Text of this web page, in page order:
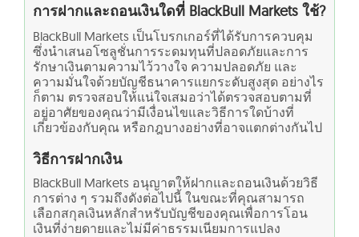
การฝากและถอนเงินใดที่ BlackBull Markets ใช้?
BlackBull Markets เป็นโบรกเกอร์ที่ได้รับการควบคุม
ซึ่งนำเสนอโซลูชั่นการระดมทุนที่ปลอดภัยและการ
รักษาเงินตามความไว้วางใจ ความปลอดภัย และ
ความมั่นใจด้วยบัญชีธนาคารแยกระดับสูงสุด อย่างไร
ก็ตาม ตรวจสอบให้แน่ใจเสมอว่าได้ตรวจสอบตามที่
อยู่อาศัยของคุณว่ามีเงื่อนไขและวิธีการใดบ้างที่
เกี่ยวข้องกับคุณ หรือกฎบางอย่างที่อาจแตกต่างกันไป
วิธีการฝากเงิน
BlackBull Markets อนุญาตให้ฝากและถอนเงินด้วยวิธี
การต่าง ๆ รวมถึงดังต่อไปนี้ ในขณะที่คุณสามารถ
เลือกสกุลเงินหลักสำหรับบัญชีของคุณเพื่อการโอน
เงินที่ง่ายดายและไม่มีค่าธรรมเนียมการแปลง